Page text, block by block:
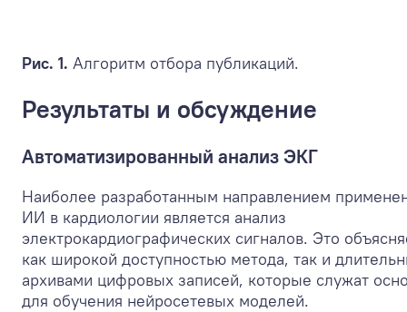
Рис. 1. Алгоритм отбора публикаций.
Результаты и обсуждение
Автоматизированный анализ ЭКГ
Наиболее разработанным направлением
ИИ в кардиологии является анализ
электрокардиографических сигналов. Это
как широкой доступностью метода, так и
архивами цифровых записей, которые служат
для обучения нейросетевых моделей.